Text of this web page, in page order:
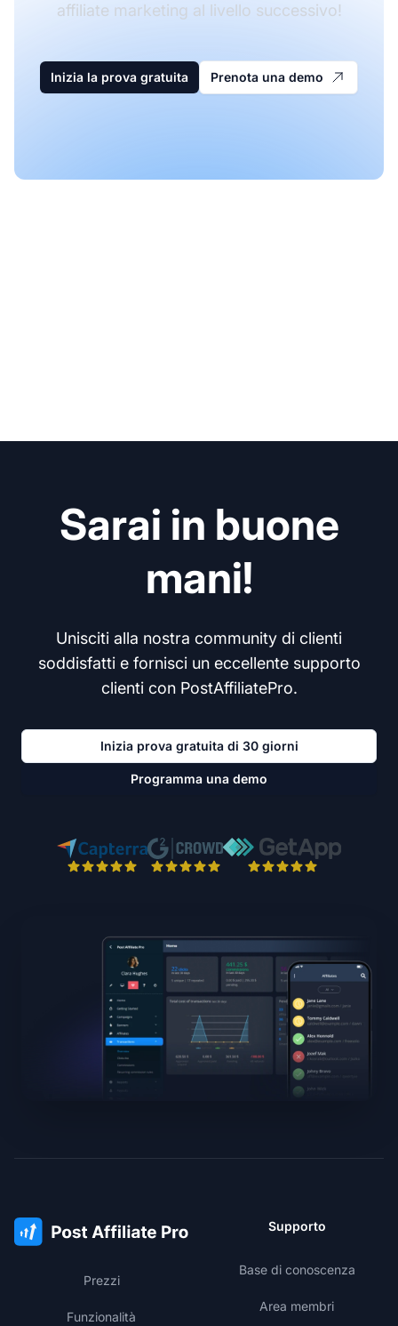
affiliate marketing al livello successivo!
Inizia la prova gratuita Prenota una demo
Sarai in buone
mani!
Unisciti alla nostra community di clienti
soddisfatti e fornisci un eccellente supporto
clienti con PostAffiliatePro.
Inizia prova gratuita di 30 giorni
Programma una demo
Prezzi
Funzionalità
Supporto
Base di conoscenza
Area membri